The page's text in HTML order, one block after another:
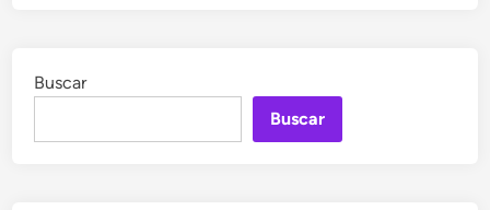
Buscar
Buscar